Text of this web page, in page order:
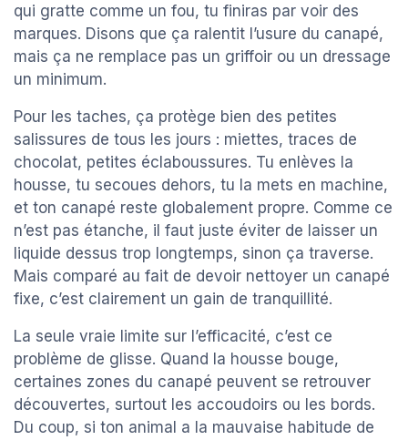
qui gratte comme un fou, tu finiras par voir des
marques. Disons que ça ralentit l’usure du canapé,
mais ça ne remplace pas un griffoir ou un dressage
un minimum.
Pour les taches, ça protège bien des petites
salissures de tous les jours : miettes, traces de
chocolat, petites éclaboussures. Tu enlèves la
housse, tu secoues dehors, tu la mets en machine,
et ton canapé reste globalement propre. Comme ce
n’est pas étanche, il faut juste éviter de laisser un
liquide dessus trop longtemps, sinon ça traverse.
Mais comparé au fait de devoir nettoyer un canapé
fixe, c’est clairement un gain de tranquillité.
La seule vraie limite sur l’efficacité, c’est ce
problème de glisse. Quand la housse bouge,
certaines zones du canapé peuvent se retrouver
découvertes, surtout les accoudoirs ou les bords.
Du coup, si ton animal a la mauvaise habitude de